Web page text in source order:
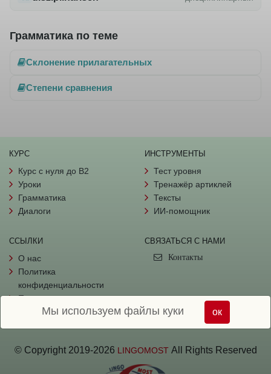
Грамматика по теме
Склонение прилагательных
Степени сравнения
КУРС
Курс с нуля до B2
Уроки
Грамматика
Диалоги
ИНСТРУМЕНТЫ
Тест уровня
Тренажёр артиклей
Тексты
ИИ-помощник
ССЫЛКИ
О нас
Политика
конфиденциальности
Пользовательское
соглашение
СВЯЗАТЬСЯ С НАМИ
Контакты
© Copyright 2019-2026 LINGOMOST All Rights Reserved
Мы используем файлы куки ок